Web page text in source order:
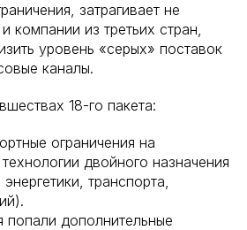
затрагивает не
компании из третьих стран,
уровень «серых» поставок
каналы.
18-го пакета:
ограничения на
двойного назначения
транспорта,
попали дополнительные